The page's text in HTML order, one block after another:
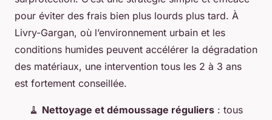
pour éviter des frais bien plus lourds plus tard. À
Livry-Gargan, où l’environnement urbain et les
conditions humides peuvent accélérer la dégradation
des matériaux, une intervention tous les 2 à 3 ans
est fortement conseillée.
🧹 Nettoyage et démoussage réguliers : tous